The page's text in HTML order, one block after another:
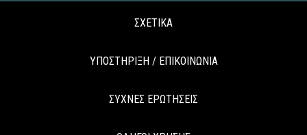
ΣΧΕΤΙΚΑ
ΥΠΟΣΤΗΡΙΞΗ / ΕΠΙΚΟΙΝΩΝΙΑ
ΣΥΧΝΕΣ ΕΡΩΤΗΣΕΙΣ